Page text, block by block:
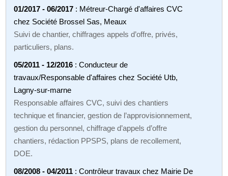
01/2017 - 06/2017 : Métreur-Chargé d'affaires CVC
chez Société Brossel Sas, Meaux
Suivi de chantier, chiffrages appels d’offre, privés,
particuliers, plans.
05/2011 - 12/2016 : Conducteur de
travaux/Responsable d'affaires chez Société Utb,
Lagny-sur-marne
Responsable affaires CVC, suivi des chantiers
technique et financier, gestion de l’approvisionnement,
gestion du personnel, chiffrage d’appels d’offre
chantiers, rédaction PPSPS, plans de recollement,
DOE.
08/2008 - 04/2011 : Contrôleur travaux chez Mairie De